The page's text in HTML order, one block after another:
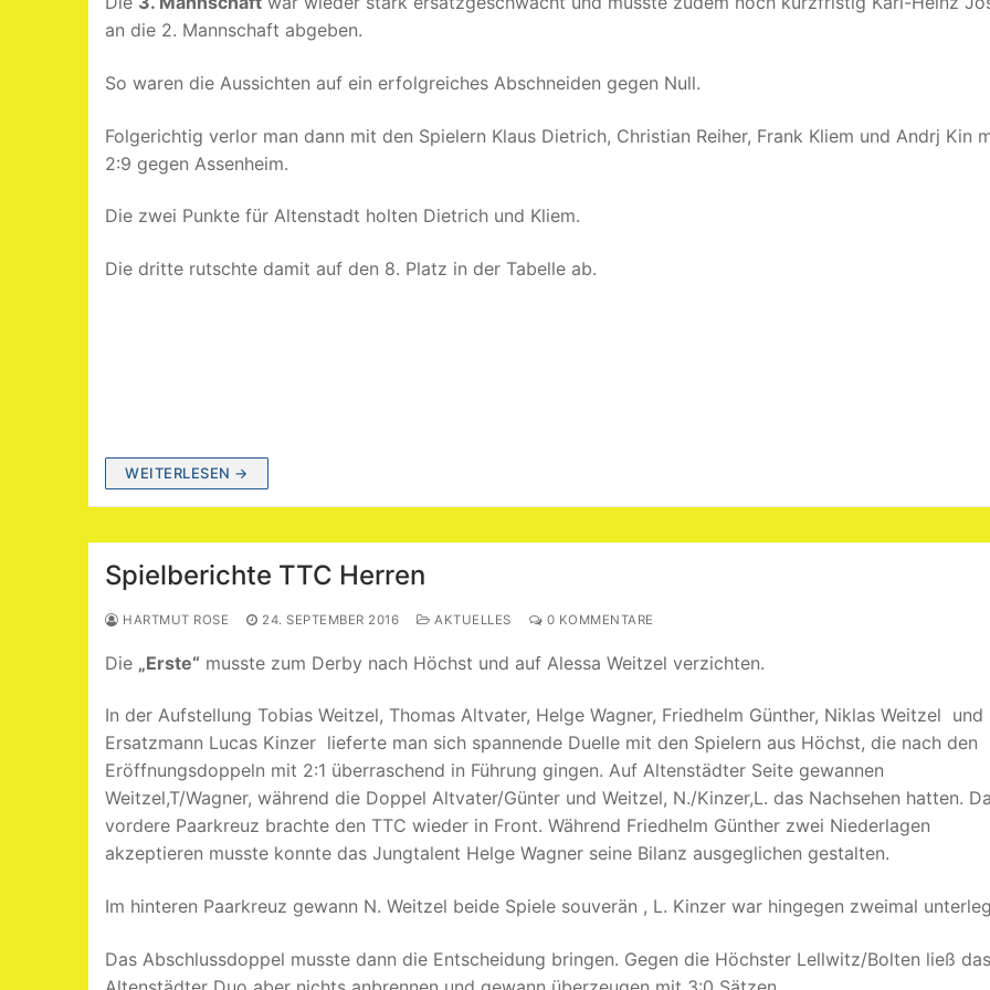
an die 2. Mannschaft abgeben.
So waren die Aussichten auf ein erfolgreiches Abschneiden gegen Null.
Folgerichtig verlor man dann mit den Spielern Klaus Dietrich, Christian Reiher, Frank Kliem und Andrj Kin
2:9 gegen Assenheim.
Die zwei Punkte für Altenstadt holten Dietrich und Kliem.
Die dritte rutschte damit auf den 8. Platz in der Tabelle ab.
WEITERLESEN →
Spielberichte TTC Herren
HARTMUT ROSE 24. SEPTEMBER 2016 AKTUELLES 0 KOMMENTARE
Die „Erste“ musste zum Derby nach Höchst und auf Alessa Weitzel verzichten.
In der Aufstellung Tobias Weitzel, Thomas Altvater, Helge Wagner, Friedhelm Günther, Niklas Weitzel und
Ersatzmann Lucas Kinzer lieferte man sich spannende Duelle mit den Spielern aus Höchst, die nach den
Eröffnungsdoppeln mit 2:1 überraschend in Führung gingen. Auf Altenstädter Seite gewannen
Weitzel,T/Wagner, während die Doppel Altvater/Günter und Weitzel, N./Kinzer,L. das Nachsehen hatten.
vordere Paarkreuz brachte den TTC wieder in Front. Während Friedhelm Günther zwei Niederlagen
akzeptieren musste konnte das Jungtalent Helge Wagner seine Bilanz ausgeglichen gestalten.
Im hinteren Paarkreuz gewann N. Weitzel beide Spiele souverän , L. Kinzer war hingegen zweimal
Das Abschlussdoppel musste dann die Entscheidung bringen. Gegen die Höchster Lellwitz/Bolten ließ das